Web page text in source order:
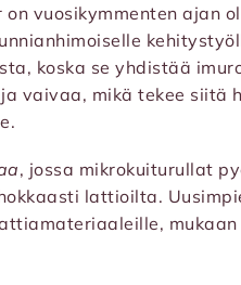
vuosikymmenten ajan
koska se yhdistää
vaivaa, mikä tekee siitä
, jossa mikrokuiturullat
lattioilta.